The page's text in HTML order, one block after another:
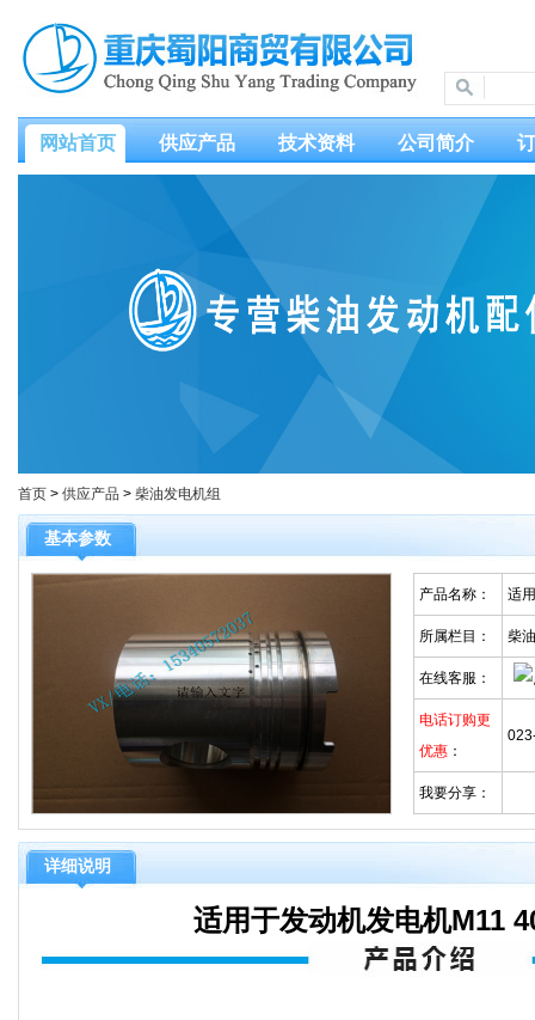
网站首页 供应产品 技术资料 公司简介
首页 > 供应产品 > 柴油发电机组
基本参数
产品名称： 适
所属栏目： 柴
在线客服：
电话订购更
优惠 ：
我要分享：
详细说明
适用于发动机发电机M11